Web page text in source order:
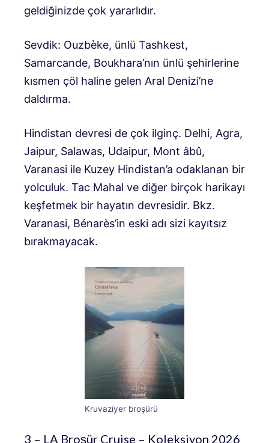
geldiğinizde çok yararlıdır.
Sevdik: Ouzbèke, ünlü Tashkest,
Samarcande, Boukhara’nın ünlü şehirlerine
kısmen çöl haline gelen Aral Denizi’ne
daldırma.
Hindistan devresi de çok ilginç. Delhi, Agra,
Jaipur, Salawas, Udaipur, Mont âbû,
Varanasi ile Kuzey Hindistan’a odaklanan bir
yolculuk. Tac Mahal ve diğer birçok harikayı
keşfetmek bir hayatın devresidir. Bkz.
Varanasi, Bénarès’in eski adı sizi kayıtsız
bırakmayacak.
Kruvaziyer broşürü
3 – LA Broşür Cruise – Koleksiyon 2026